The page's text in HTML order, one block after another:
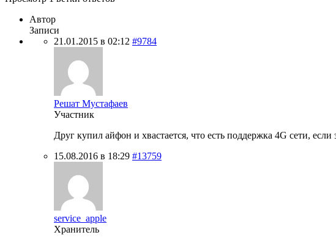
Автор
Записи
21.01.2015 в 02:12 #9784
Решат Мустафаев
Участник
Друг купил айфон и хвастается, что есть поддержка 4G сети, если
15.08.2016 в 18:29 #13759
service_apple
Хранитель